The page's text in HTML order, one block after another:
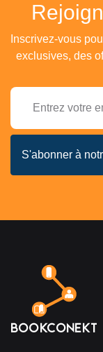
Inscrivez-vous
exclusives, des